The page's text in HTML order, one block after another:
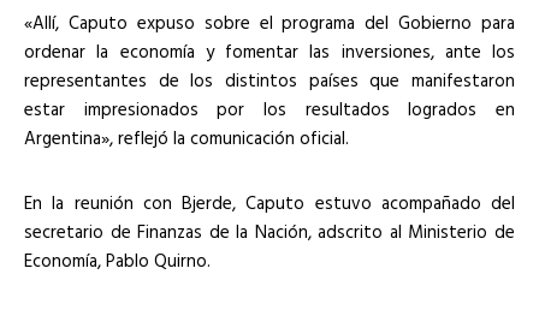
«Allí, Caputo expuso sobre el programa del Gobierno para
ordenar la economía y fomentar las inversiones, ante los
representantes de los distintos países que manifestaron
estar impresionados por los resultados logrados en
Argentina», reflejó la comunicación oficial.
En la reunión con Bjerde, Caputo estuvo acompañado del
secretario de Finanzas de la Nación, adscrito al Ministerio de
Economía, Pablo Quirno.